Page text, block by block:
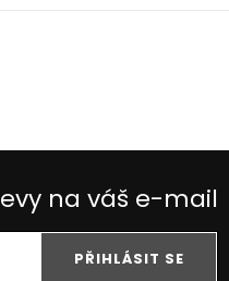
na váš e-mail
PŘIHLÁSIT SE